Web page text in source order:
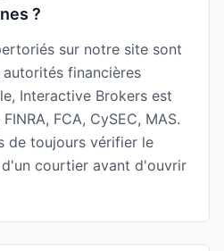
?
sur notre site sont
financières
Interactive Brokers est
FCA, CySEC, MAS.
de toujours vérifier le
courtier avant d'ouvrir